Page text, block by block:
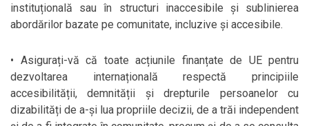
instituțională sau în structuri inaccesibile și sublinierea
abordărilor bazate pe comunitate, incluzive și accesibile.
• Asigurați-vă că toate acțiunile finanțate de UE pentru
dezvoltarea internațională respectă principiile
accesibilității, demnității și drepturile persoanelor cu
dizabilități de a-și lua propriile decizii, de a trăi independent